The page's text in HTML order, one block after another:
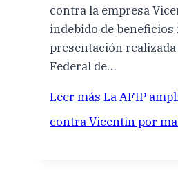
contra la empresa
indebido de beneficios
presentación
Federal de…
Leer más La AFIP
contra Vicentin por